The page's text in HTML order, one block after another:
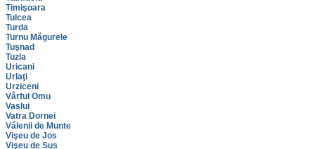
Timişoara
Tulcea
Turda
Turnu Măgurele
Tuşnad
Tuzla
Uricani
Urlaţi
Urziceni
Vârful Omu
Vaslui
Vatra Dornei
Vălenii de Munte
Vişeu de Jos
Vişeu de Sus